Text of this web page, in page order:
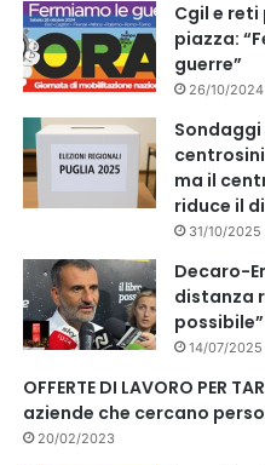
Cgil e
piazza:
guerre”
26/10/2024
Sondaggi
ma il
riduce il
31/10/2025
Decaro-
distanza
14/07/2025
OFFERTE DI LAVORO PER
aziende che cercano
20/02/2023